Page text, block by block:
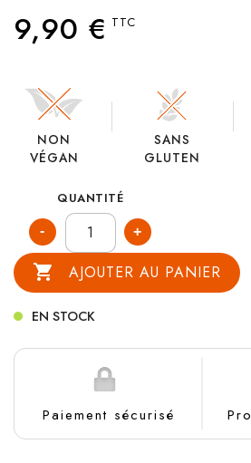
9,90 € TTC
NON
VÉGAN
SANS
GLUTEN
QUANTITÉ
 AJOUTER AU PANIER
EN STOCK
Paiement sécurisé